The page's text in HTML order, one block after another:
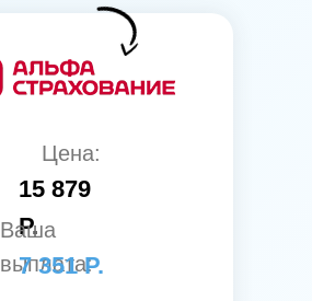
Цена:
15 879
Р.
Ваша
выплата:
7 351 Р.